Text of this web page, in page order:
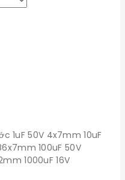
1uF 50V 4x7mm 10uF
100uF 50V
1000uF 16V